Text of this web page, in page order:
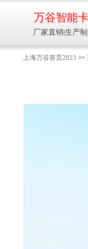
上海万谷首页2023 >>
厂家直销|生产
万谷智能卡